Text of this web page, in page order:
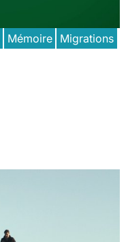
Mémoire
Migrations